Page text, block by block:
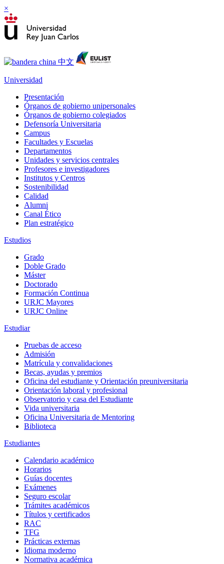
×
Universidad
Presentación
Órganos de gobierno unipersonales
Órganos de gobierno colegiados
Defensoría Universitaria
Campus
Facultades y Escuelas
Departamentos
Unidades y servicios centrales
Profesores e investigadores
Institutos y Centros
Sostenibilidad
Calidad
Alumni
Canal Ético
Plan estratégico
Estudios
Grado
Doble Grado
Máster
Doctorado
Formación Continua
URJC Mayores
URJC Online
Estudiar
Pruebas de acceso
Admisión
Matrícula y convalidaciones
Becas, ayudas y premios
Oficina del estudiante y Orientación preuniversitaria
Orientación laboral y profesional
Observatorio y casa del Estudiante
Vida universitaria
Oficina Universitaria de Mentoring
Biblioteca
Estudiantes
Calendario académico
Horarios
Guías docentes
Exámenes
Seguro escolar
Trámites académicos
Títulos y certificados
RAC
TFG
Prácticas externas
Idioma moderno
Normativa académica